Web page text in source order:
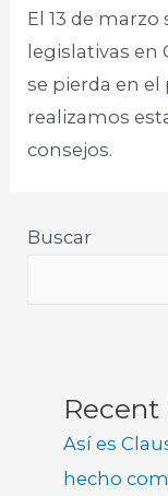
El 13 de
legislativas en
se pierda en el
realizamos
consejos.
Buscar
Recent
Así es
hecho